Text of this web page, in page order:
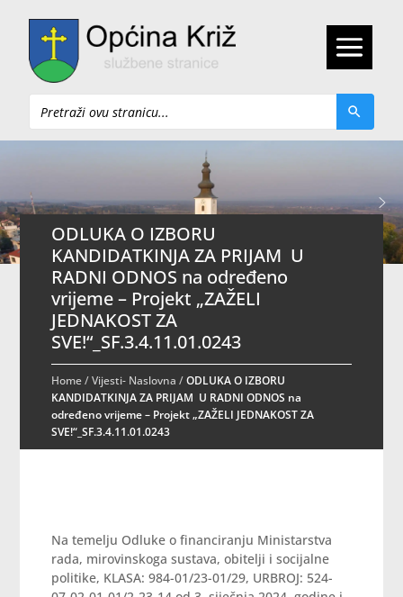
Pretraži
ODLUKA O IZBORU
KANDIDATKINJA ZA PRIJAM U
RADNI ODNOS na određeno
vrijeme – Projekt „ZAŽELI
JEDNAKOST ZA
SVE!“_SF.3.4.11.01.0243
Home/Vijesti- Naslovna /ODLUKA O IZBORU
KANDIDATKINJA ZA PRIJAM U RADNI ODNOS na
određeno vrijeme – Projekt „ZAŽELI JEDNAKOST ZA
SVE!“_SF.3.4.11.01.0243
Na temelju Odluke o financiranju Ministarstva
rada, mirovinskoga sustava, obitelji i socijalne
politike, KLASA: 984-01/23-01/29, URBROJ: 524-